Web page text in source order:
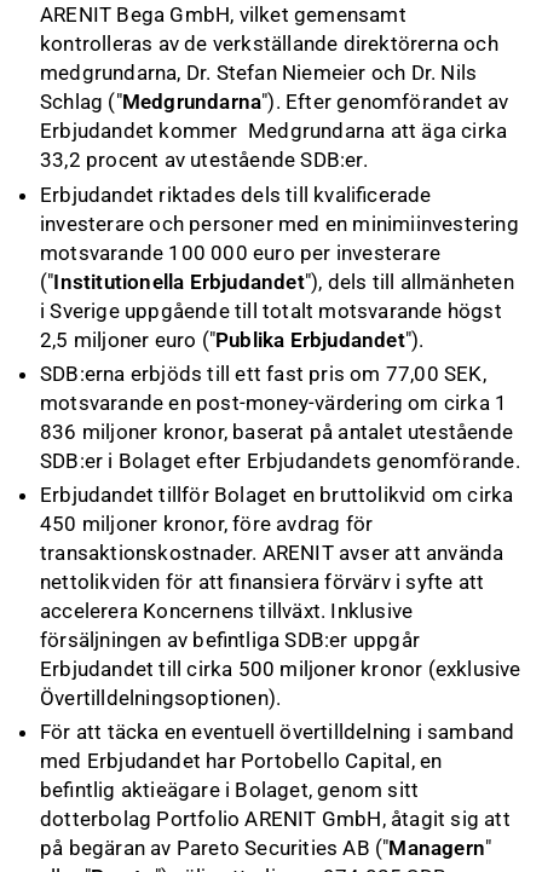
ARENIT Bega GmbH, vilket gemensamt
kontrolleras av de verkställande direktörerna och
medgrundarna, Dr. Stefan Niemeier och Dr. Nils
Schlag ("Medgrundarna"). Efter genomförandet av
Erbjudandet kommer Medgrundarna att äga cirka
33,2 procent av utestående SDB:er.
Erbjudandet riktades dels till kvalificerade
investerare och personer med en minimiinvestering
motsvarande 100 000 euro per investerare
("Institutionella Erbjudandet"), dels till allmänheten
i Sverige uppgående till totalt motsvarande högst
2,5 miljoner euro ("Publika Erbjudandet").
SDB:erna erbjöds till ett fast pris om 77,00 SEK,
motsvarande en post-money-värdering om cirka 1
836 miljoner kronor, baserat på antalet utestående
SDB:er i Bolaget efter Erbjudandets genomförande.
Erbjudandet tillför Bolaget en bruttolikvid om cirka
450 miljoner kronor, före avdrag för
transaktionskostnader. ARENIT avser att använda
nettolikviden för att finansiera förvärv i syfte att
accelerera Koncernens tillväxt. Inklusive
försäljningen av befintliga SDB:er uppgår
Erbjudandet till cirka 500 miljoner kronor (exklusive
Övertilldelningsoptionen).
För att täcka en eventuell övertilldelning i samband
med Erbjudandet har Portobello Capital, en
befintlig aktieägare i Bolaget, genom sitt
dotterbolag Portfolio ARENIT GmbH, åtagit sig att
på begäran av Pareto Securities AB ("Managern"